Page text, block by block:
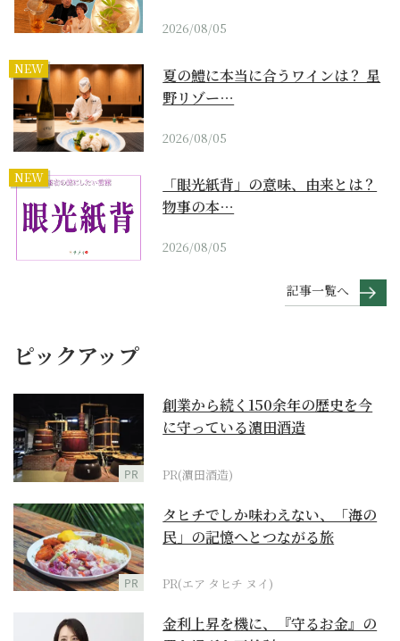
2026/08/05
NEW
夏の鱧に本当に合うワインは？ 星
野リゾー…
2026/08/05
NEW
「眼光紙背」の意味、由来とは？
物事の本…
2026/08/05
記事一覧へ
ピックアップ
PR
創業から続く150余年の歴史を今
に守っている濵田酒造
PR(濵田酒造)
PR
タヒチでしか味わえない、「海の
民」の記憶へとつながる旅
PR(エア タヒチ ヌイ)
金利上昇を機に、『守るお金』の